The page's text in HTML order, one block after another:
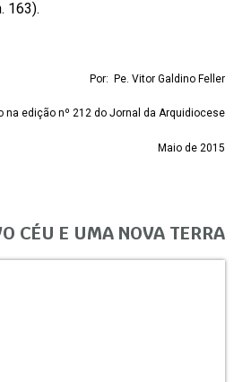
163).
Por: Pe. Vitor Galdino Feller
na edição nº 212 do Jornal da Arquidiocese
Maio de 2015
CÉU E UMA NOVA TERRA